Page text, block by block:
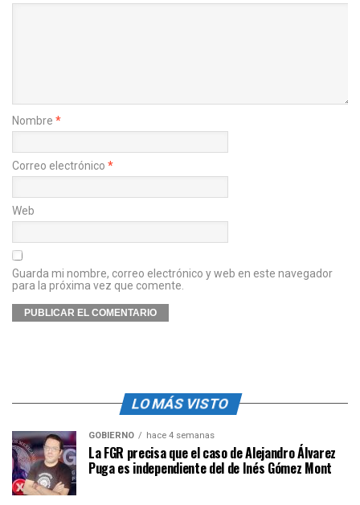
Nombre *
Correo electrónico *
Web
Guarda mi nombre, correo electrónico y web en este navegador
para la próxima vez que comente.
LO MÁS VISTO
GOBIERNO hace 4 semanas
La FGR precisa que el caso de Alejandro Álvarez
Puga es independiente del de Inés Gómez Mont